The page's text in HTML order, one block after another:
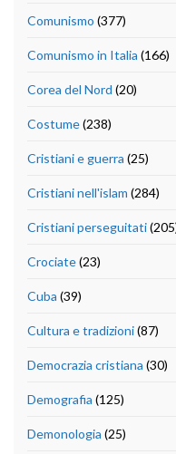
Comunismo (377)
Comunismo in Italia (166)
Corea del Nord (20)
Costume(238)
Cristiani e guerra (25)
Cristiani nell'islam (284)
Cristiani perseguitati
Crociate(23)
Cuba (39)
Cultura e tradizioni(87)
Democrazia cristiana (30)
Demografia (125)
Demonologia (25)